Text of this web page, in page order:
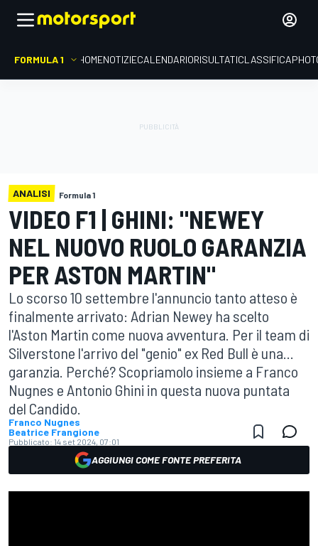
FORMULA 1 HOMENOTIZIECALENDARIORISULTATICLASSIFICA
ANALISI Formula 1
VIDEO F1 | GHINI: "NEWEY
NEL NUOVO RUOLO GARANZIA
PER ASTON MARTIN"
Lo scorso 10 settembre l'annuncio tanto atteso è
finalmente arrivato: Adrian Newey ha scelto
l'Aston Martin come nuova avventura. Per il team di
Silverstone l'arrivo del "genio" ex Red Bull è una...
garanzia. Perché? Scopriamolo insieme a Franco
Nugnes e Antonio Ghini in questa nuova puntata
del Candido.
Franco Nugnes
Beatrice Frangione
Pubblicato: 14 set 2024, 07:01
AGGIUNGI COME FONTE PREFERITA